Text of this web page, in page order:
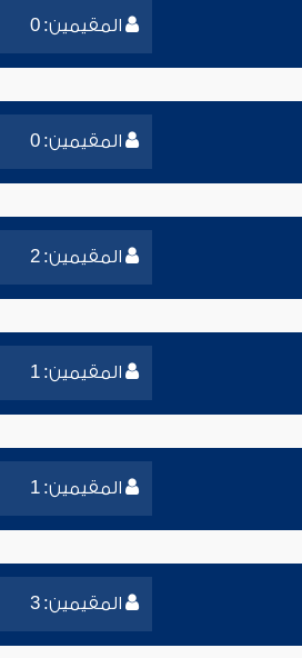
المقيمين: 0
المقيمين: 0
المقيمين: 2
المقيمين: 1
المقيمين: 1
المقيمين: 3